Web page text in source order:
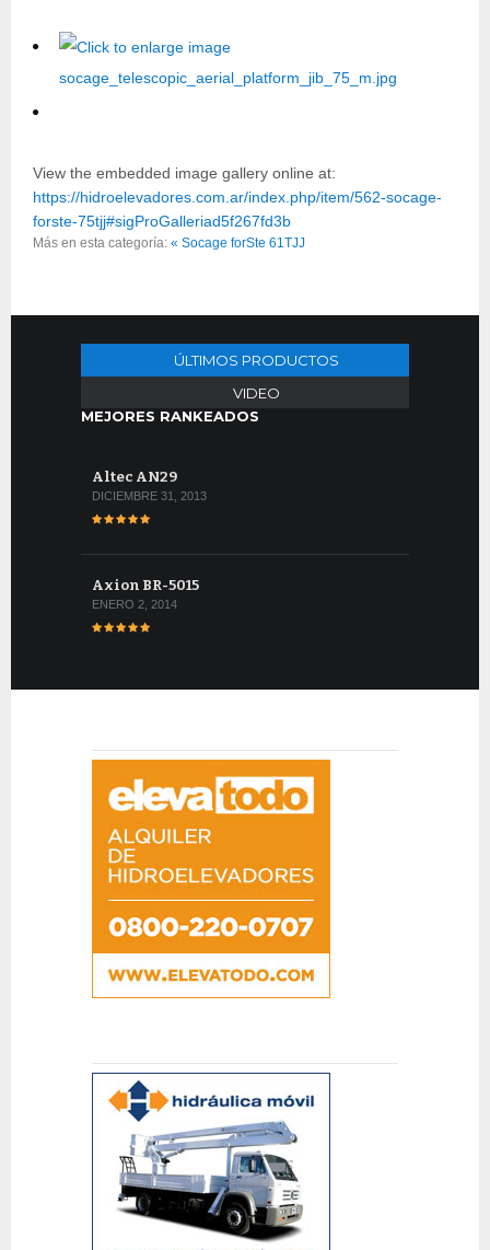
View the embedded image gallery online at:
https://hidroelevadores.com.ar/index.php/item/562-socage-
forste-75tjj#sigProGalleriad5f267fd3b
Más en esta categoría: « Socage forSte 61TJJ
ÚLTIMOS PRODUCTOS
VIDEO
MEJORES RANKEADOS
Altec AN29
DICIEMBRE 31, 2013
Axion BR-5015
ENERO 2, 2014